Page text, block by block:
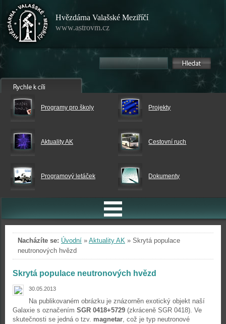
Hvězdárna Valašské Meziříčí
www.astrovm.cz
Programy pro školy Projekty
Aktuality AK Cestovní ruch
Programový letáček Dokumenty
Nacházíte se: Úvodní » Aktuality AK » Skrytá populace
neutronových hvězd
Skrytá populace neutronových hvězd
30.05.2013
Na publikovaném obrázku je znázorněn exotický objekt naší
Galaxie s označením SGR 0418+5729 (zkráceně SGR 0418). Ve
skutečnosti se jedná o tzv. magnetar, což je typ neutronové